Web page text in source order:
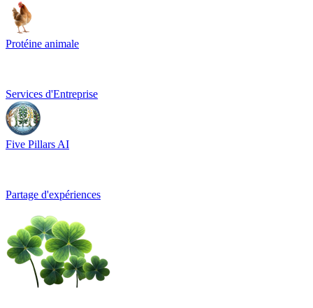
Protéine animale
Services d'Entreprise
Five Pillars AI
Partage d'expériences